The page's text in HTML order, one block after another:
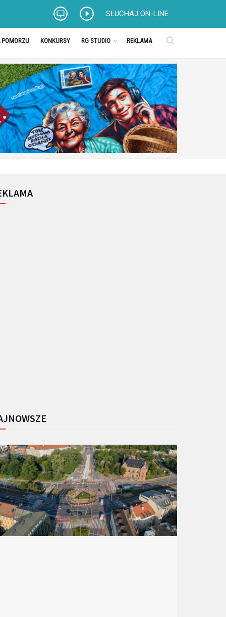
SŁUCHAJ ON-LINE
KONKURSY RG STUDIO REKLAMA